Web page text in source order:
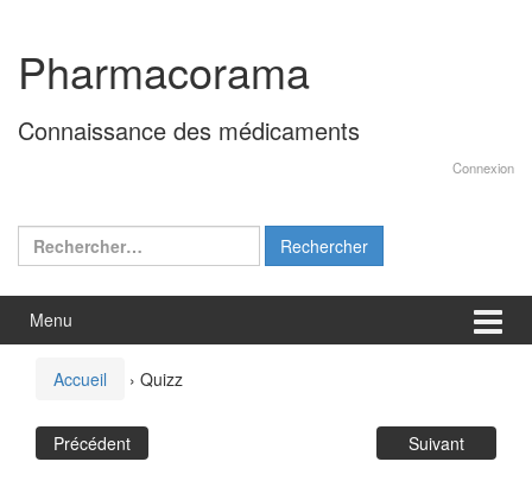
contenu
menu
principal
Pharmacorama
Connaissance des médicaments
Connexion
Rechercher :
Menu
Accueil › Quizz
Précédent Suivant